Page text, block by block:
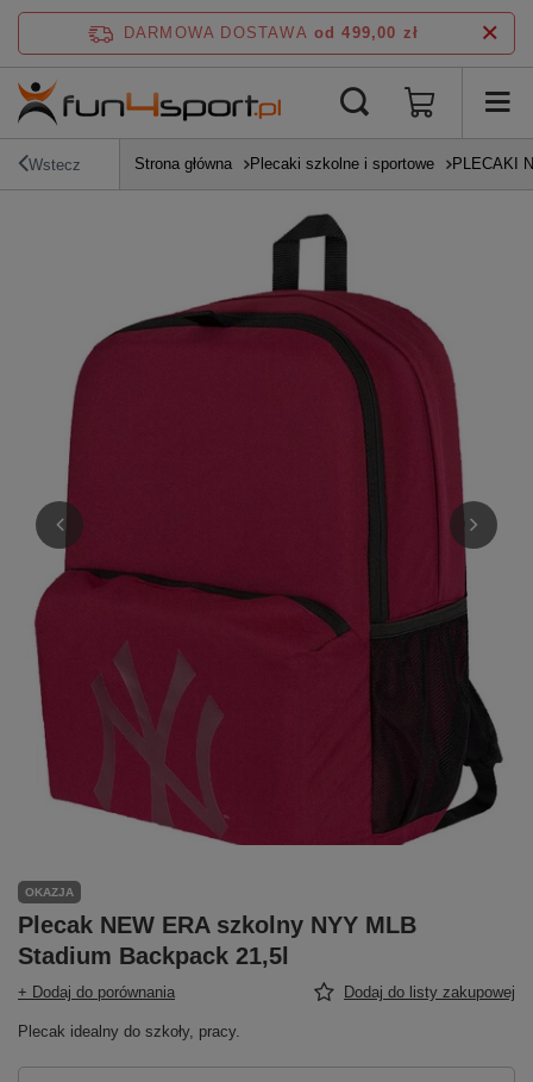
DARMOWA DOSTAWA od 499,00 zł
Wstecz Strona główna Plecaki szkolne i sportowe PLECAKI
OKAZJA
Plecak NEW ERA szkolny NYY MLB
Stadium Backpack 21,5l
+ Dodaj do porównania Dodaj do listy zakupowej
Plecak idealny do szkoły, pracy.